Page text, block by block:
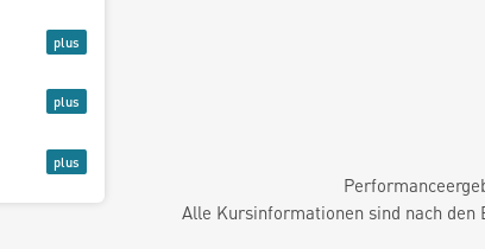
Alle Kursinformationen sind nach den